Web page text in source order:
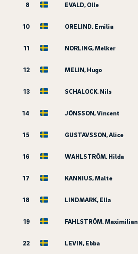
8 EVALD, Olle
10 ORELIND, Emilia
11 NORLING, Melker
12 MELIN, Hugo
13 SCHALOCK, Nils
14 JÖNSSON, Vincent
15 GUSTAVSSON, Alice
16 WAHLSTRÖM, Hilda
17 KANNIUS, Malte
18 LINDMARK, Ella
19 FAHLSTRÖM, Maximilian
22 LEVIN, Ebba